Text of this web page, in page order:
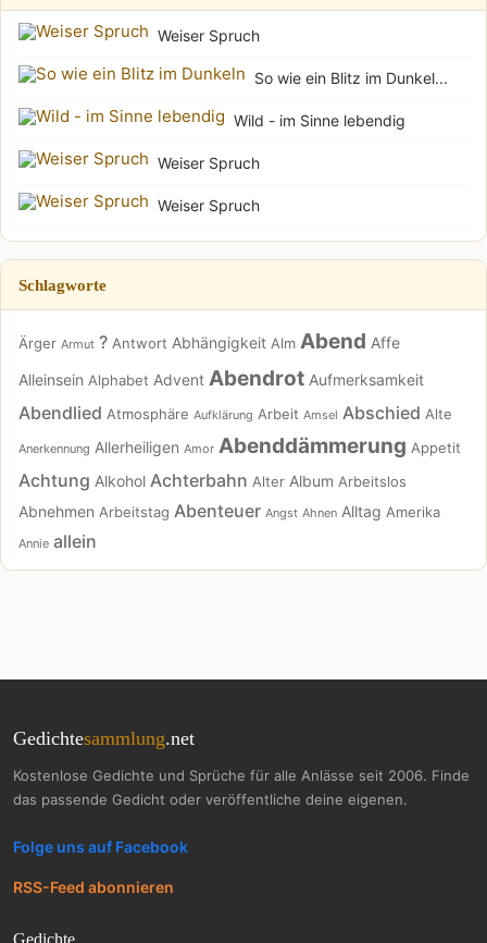
Weiser Spruch
So wie ein Blitz im Dunkel...
Wild - im Sinne lebendig
Weiser Spruch
Weiser Spruch
Schlagworte
Ärger Armut ? Antwort Abhängigkeit Alm Abend Affe
Alleinsein Alphabet Advent Abendrot Aufmerksamkeit
Abendlied Atmosphäre Aufklärung Arbeit Amsel Abschied Alte
Anerkennung Allerheiligen Amor Abenddämmerung Appetit
Achtung Alkohol Achterbahn Alter Album Arbeitslos
Abnehmen Arbeitstag Abenteuer Angst Ahnen Alltag Amerika
Annie allein
Gedichtesammlung.net
Kostenlose Gedichte und Sprüche für alle Anlässe seit 2006. Finde
das passende Gedicht oder veröffentliche deine eigenen.
Folge uns auf Facebook
RSS-Feed abonnieren
Gedichte